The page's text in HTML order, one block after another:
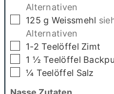
Alternativen
▢
125 g Weissmehl
Alternativen
▢
1-2 Teelöffel Zimt
▢
1 ½ Teelöffel
▢
¼ Teelöffel Salz